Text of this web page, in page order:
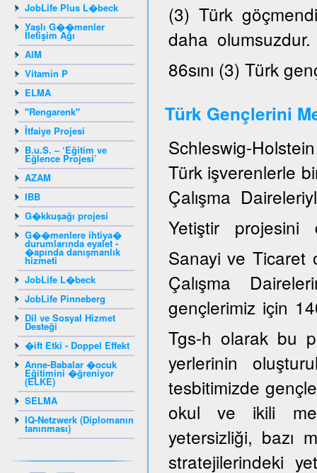
JobLife Plus L�beck
Yaşlı G��menler
İletişim Ağı
AIM
Vitamin P
ELMA
"Rengarenk"
İtfaiye Projesi
B.u.S. – ‘Eğitim ve
Eğlence Projesi’
AZAM
IBB
G�kkuşağı projesi
G��menlere ihtiya�
durumlarında eyalet -
�apında danışmanlık
hizmeti
JobLife L�beck
JobLife Pinneberg
Dil ve Sosyal Hizmet
Desteği
�ift Etki - Doppel Effekt
Anne-Babalar �ocuk
Eğitimini �ğreniyor
(ELKE)
SELMA
IQ-Netzwerk (Diplomanın
tanınması)
(3) Türk
daha
86sını (3) Türk
Türk Gençlerini
Schleswig-
Türk işverenlerle
Çalışma
Yetiştir
Sanayi ve Ticaret
Çalışma
gençlerimiz için
Tgs-h olarak bu
yerlerinin
tesbitimizde
okul ve ikili
yetersizliği, bazı
stratejilerindeki